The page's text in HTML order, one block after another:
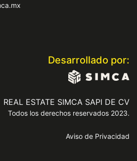
Desarrollado por:
REAL ESTATE SIMCA SAPI DE CV
Todos los derechos reservados 2023.
Aviso de Privacidad